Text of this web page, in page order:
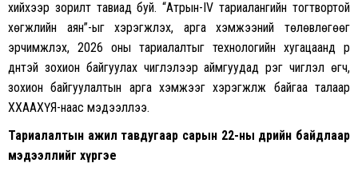
хийхээр зорилт тавиад буй. “Атрын-IV тариалангийн тогтвортой
хөгжлийн аян”-ыг хэрэгжүүлэх, арга хэмжээний төлөвлөгөөг
эрчимжүүлэх, 2026 оны тариалалтыг технологийн хугацаанд үр
дүнтэй зохион байгуулах чиглэлээр аймгуудад үүрэг чиглэл өгч,
зохион байгуулалтын арга хэмжээг хэрэгжүүлж байгаа талаар
ХХААХҮЯ-наас мэдээллээ.
Тариалалтын ажил тавдугаар сарын 22-ны өдрийн байдлаар
мэдээллийг хүргэе